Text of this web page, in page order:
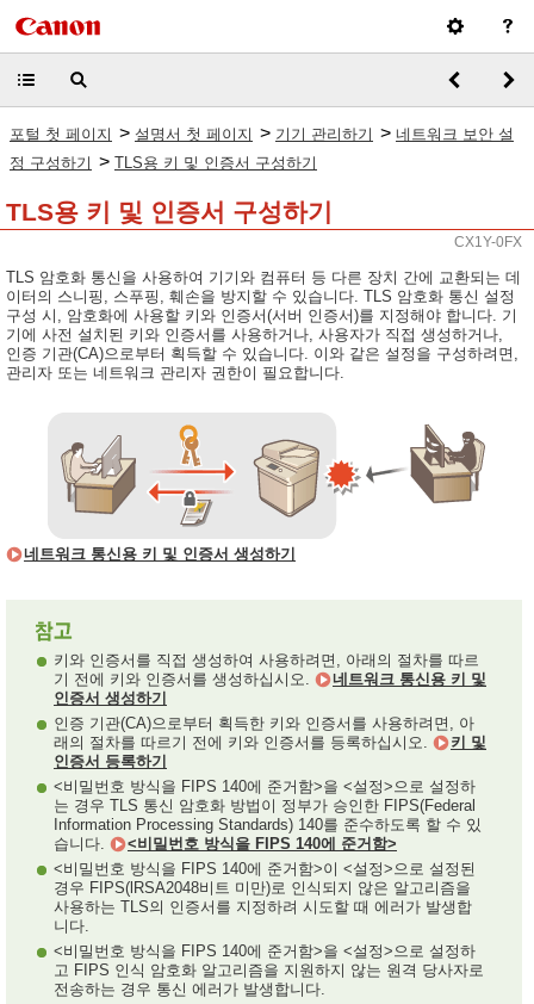
포털 첫 페이지 > 설명서 첫 페이지 > 기기 관리하기 > 네트워크 보안 설
정 구성하기 > TLS용 키 및 인증서 구성하기
TLS용 키 및 인증서 구성하기
CX1Y-0FX
TLS 암호화 통신을 사용하여 기기와 컴퓨터 등 다른 장치 간에 교환되는 데
이터의 스니핑, 스푸핑, 훼손을 방지할 수 있습니다. TLS 암호화 통신 설정
구성 시, 암호화에 사용할 키와 인증서(서버 인증서)를 지정해야 합니다. 기
기에 사전 설치된 키와 인증서를 사용하거나, 사용자가 직접 생성하거나,
인증 기관(CA)으로부터 획득할 수 있습니다. 이와 같은 설정을 구성하려면,
관리자 또는 네트워크 관리자 권한이 필요합니다.
네트워크 통신용 키 및 인증서 생성하기
키와 인증서를 직접 생성하여 사용하려면, 아래의 절차를 따르
기 전에 키와 인증서를 생성하십시오.
네트워크 통신용 키 및
인증서 생성하기
인증 기관(CA)으로부터 획득한 키와 인증서를 사용하려면, 아
래의 절차를 따르기 전에 키와 인증서를 등록하십시오.
키 및
인증서 등록하기
<비밀번호 방식을 FIPS 140에 준거함>을 <설정>으로 설정하
는 경우 TLS 통신 암호화 방법이 정부가 승인한 FIPS(Federal
Information Processing Standards) 140를 준수하도록 할 수 있
습니다.
<비밀번호 방식을 FIPS 140에 준거함>
<비밀번호 방식을 FIPS 140에 준거함>이 <설정>으로 설정된
경우 FIPS(lRSA2048비트 미만)로 인식되지 않은 알고리즘을
사용하는 TLS의 인증서를 지정하려 시도할 때 에러가 발생합
니다.
<비밀번호 방식을 FIPS 140에 준거함>을 <설정>으로 설정하
고 FIPS 인식 암호화 알고리즘을 지원하지 않는 원격 당사자로
전송하는 경우 통신 에러가 발생합니다.